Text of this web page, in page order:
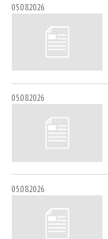
05.08.2026
05.08.2026
05.08.2026